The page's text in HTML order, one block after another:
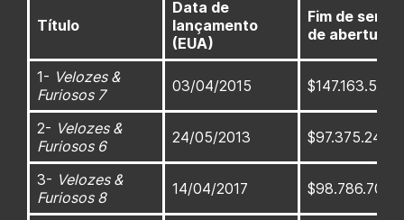
Título
Data de
lançamento
(EUA)
Fim de
de abertura
1- Velozes &
Furiosos 7
03/04/2015 $147.163.560
2- Velozes &
Furiosos 6
24/05/2013 $97.375.245
3- Velozes &
Furiosos 8
14/04/2017 $98.786.705